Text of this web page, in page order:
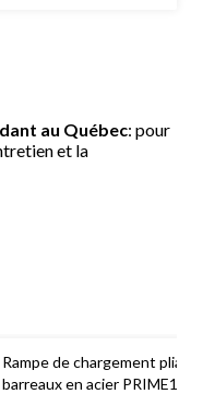
au Québec: pour
et la
Rampe de chargement
barreaux en acier PRIME1,